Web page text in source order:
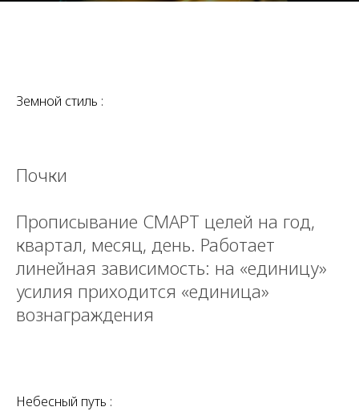
Земной стиль :
Почки
Прописывание СМАРТ целей на год,
квартал, месяц, день. Работает
линейная зависимость: на «единицу»
усилия приходится «единица»
вознаграждения
Небесный путь :